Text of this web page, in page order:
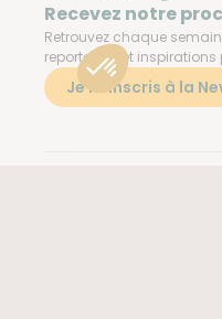
Recevez notre
Retrouvez chaque
reportages et
Je m'inscris à la